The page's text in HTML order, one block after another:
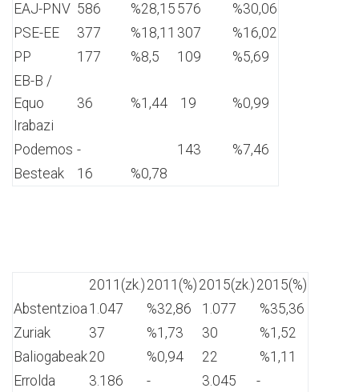
EAJ-PNV 586 %28,15 576
%30,06
PSE-EE
377 %18,11 307
%16,02
PP
177 %8,5 109
%5,69
EB-B /
Equo
Irabazi
36 %1,44 19 %0,99
Podemos - 143
%7,46
Besteak
16 %0,78
2011(zk.) 2011(%) 2015(zk.) 2015(%)
Abstentzioa 1.047 %32,86 1.077
%35,36
Zuriak
37 %1,73 30
%1,52
Baliogabeak20 %0,94 22
%1,11
Errolda
3.186 - 3.045 -